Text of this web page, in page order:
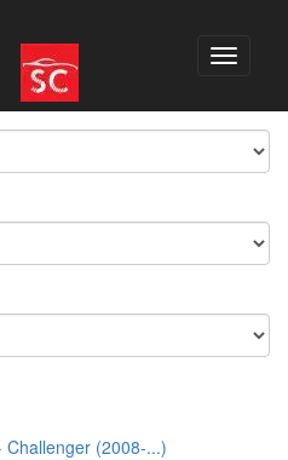
Toggle
И МОДЕЛЬ
Challenger (2008-...)